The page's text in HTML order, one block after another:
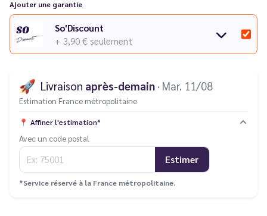
Ajouter une garantie
So'Discount
+ 3,90 € seulement
🚀 Livraison après-demain · Mar. 11/08
Estimation France métropolitaine
📍 Affiner l'estimation*
Avec un code postal
Estimer
*Service réservé à la France métropolitaine.